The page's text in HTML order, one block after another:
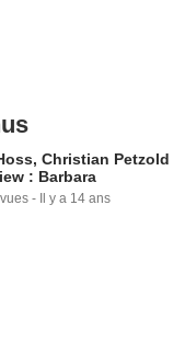
Christian Petzold
: Barbara
- Il y a 14 ans